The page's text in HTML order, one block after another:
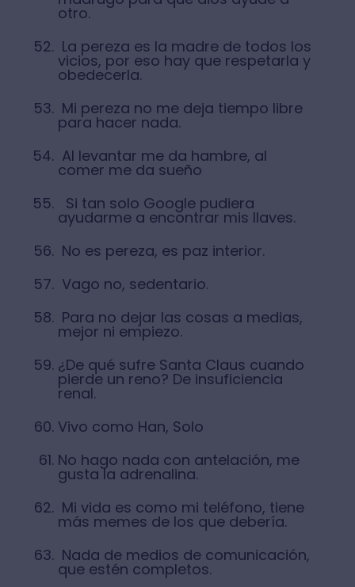
otro.
La pereza es la madre de todos los
vicios, por eso hay que respetarla y
obedecerla.
Mi pereza no me deja tiempo libre
para hacer nada.
Al levantar me da hambre, al
comer me da sueño
Si tan solo Google pudiera
ayudarme a encontrar mis llaves.
No es pereza, es paz interior.
Vago no, sedentario.
Para no dejar las cosas a medias,
mejor ni empiezo.
¿De qué sufre Santa Claus cuando
pierde un reno? De insuficiencia
renal.
Vivo como Han, Solo
No hago nada con antelación, me
gusta la adrenalina.
Mi vida es como mi teléfono, tiene
más memes de los que debería.
Nada de medios de comunicación,
que estén completos.